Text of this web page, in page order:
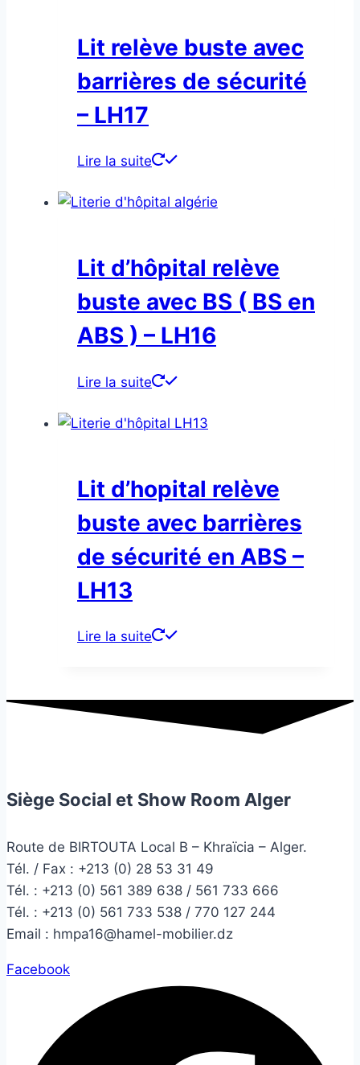
Lit relève buste avec
barrières de sécurité
– LH17
Lire la suite
Lit d’hôpital relève
buste avec BS ( BS en
ABS ) – LH16
Lire la suite
Lit d’hopital relève
buste avec barrières
de sécurité en ABS –
LH13
Lire la suite
Siège Social et Show Room Alger
Route de BIRTOUTA Local B – Khraïcia – Alger.
Tél. / Fax : +213 (0) 28 53 31 49
Tél. : +213 (0) 561 389 638 / 561 733 666
Tél. : +213 (0) 561 733 538 / 770 127 244
Email : hmpa16@hamel-mobilier.dz
Facebook